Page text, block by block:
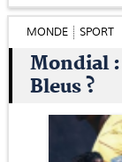
MONDE SPORT
Mondial
Bleus ?